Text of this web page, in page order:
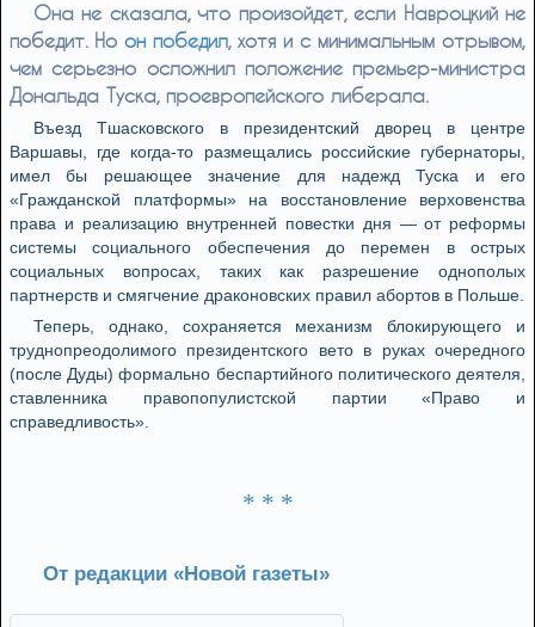
Она не сказала, что произойдет, если Навроцкий не
победит. Но он победил, хотя и с минимальным отрывом,
чем серьезно осложнил положение премьер-министра
Дональда Туска, проевропейского либерала.
Въезд Тшасковского в президентский дворец в центре
Варшавы, где когда-то размещались российские губернаторы,
имел бы решающее значение для надежд Туска и его
«Гражданской платформы» на восстановление верховенства
права и реализацию внутренней повестки дня — от реформы
системы социального обеспечения до перемен в острых
социальных вопросах, таких как разрешение однополых
партнерств и смягчение драконовских правил абортов в Польше.
Теперь, однако, сохраняется механизм блокирующего и
труднопреодолимого президентского вето в руках очередного
(после Дуды) формально беспартийного политического деятеля,
ставленника правопопулистской партии «Право и
справедливость».
* * *
От редакции «Новой газеты»